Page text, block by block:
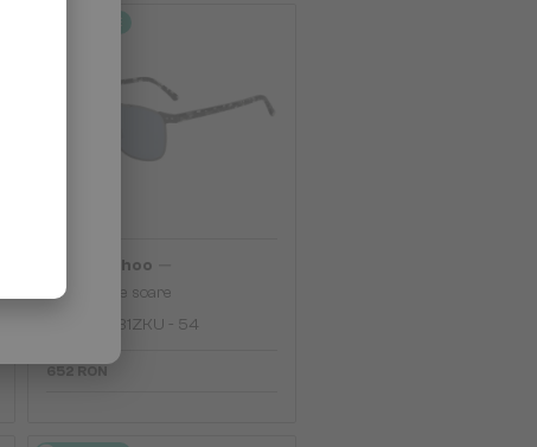
Jimmy Choo
Ochelari de soare
ALAN/S - 31ZKU - 54
652 RON